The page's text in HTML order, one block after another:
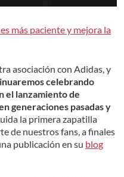
más paciente y mejora la
asociación con Adidas, y
celebrando
el lanzamiento de
generaciones pasadas y
la primera zapatilla
de nuestros fans, a finales
publicación en su blog